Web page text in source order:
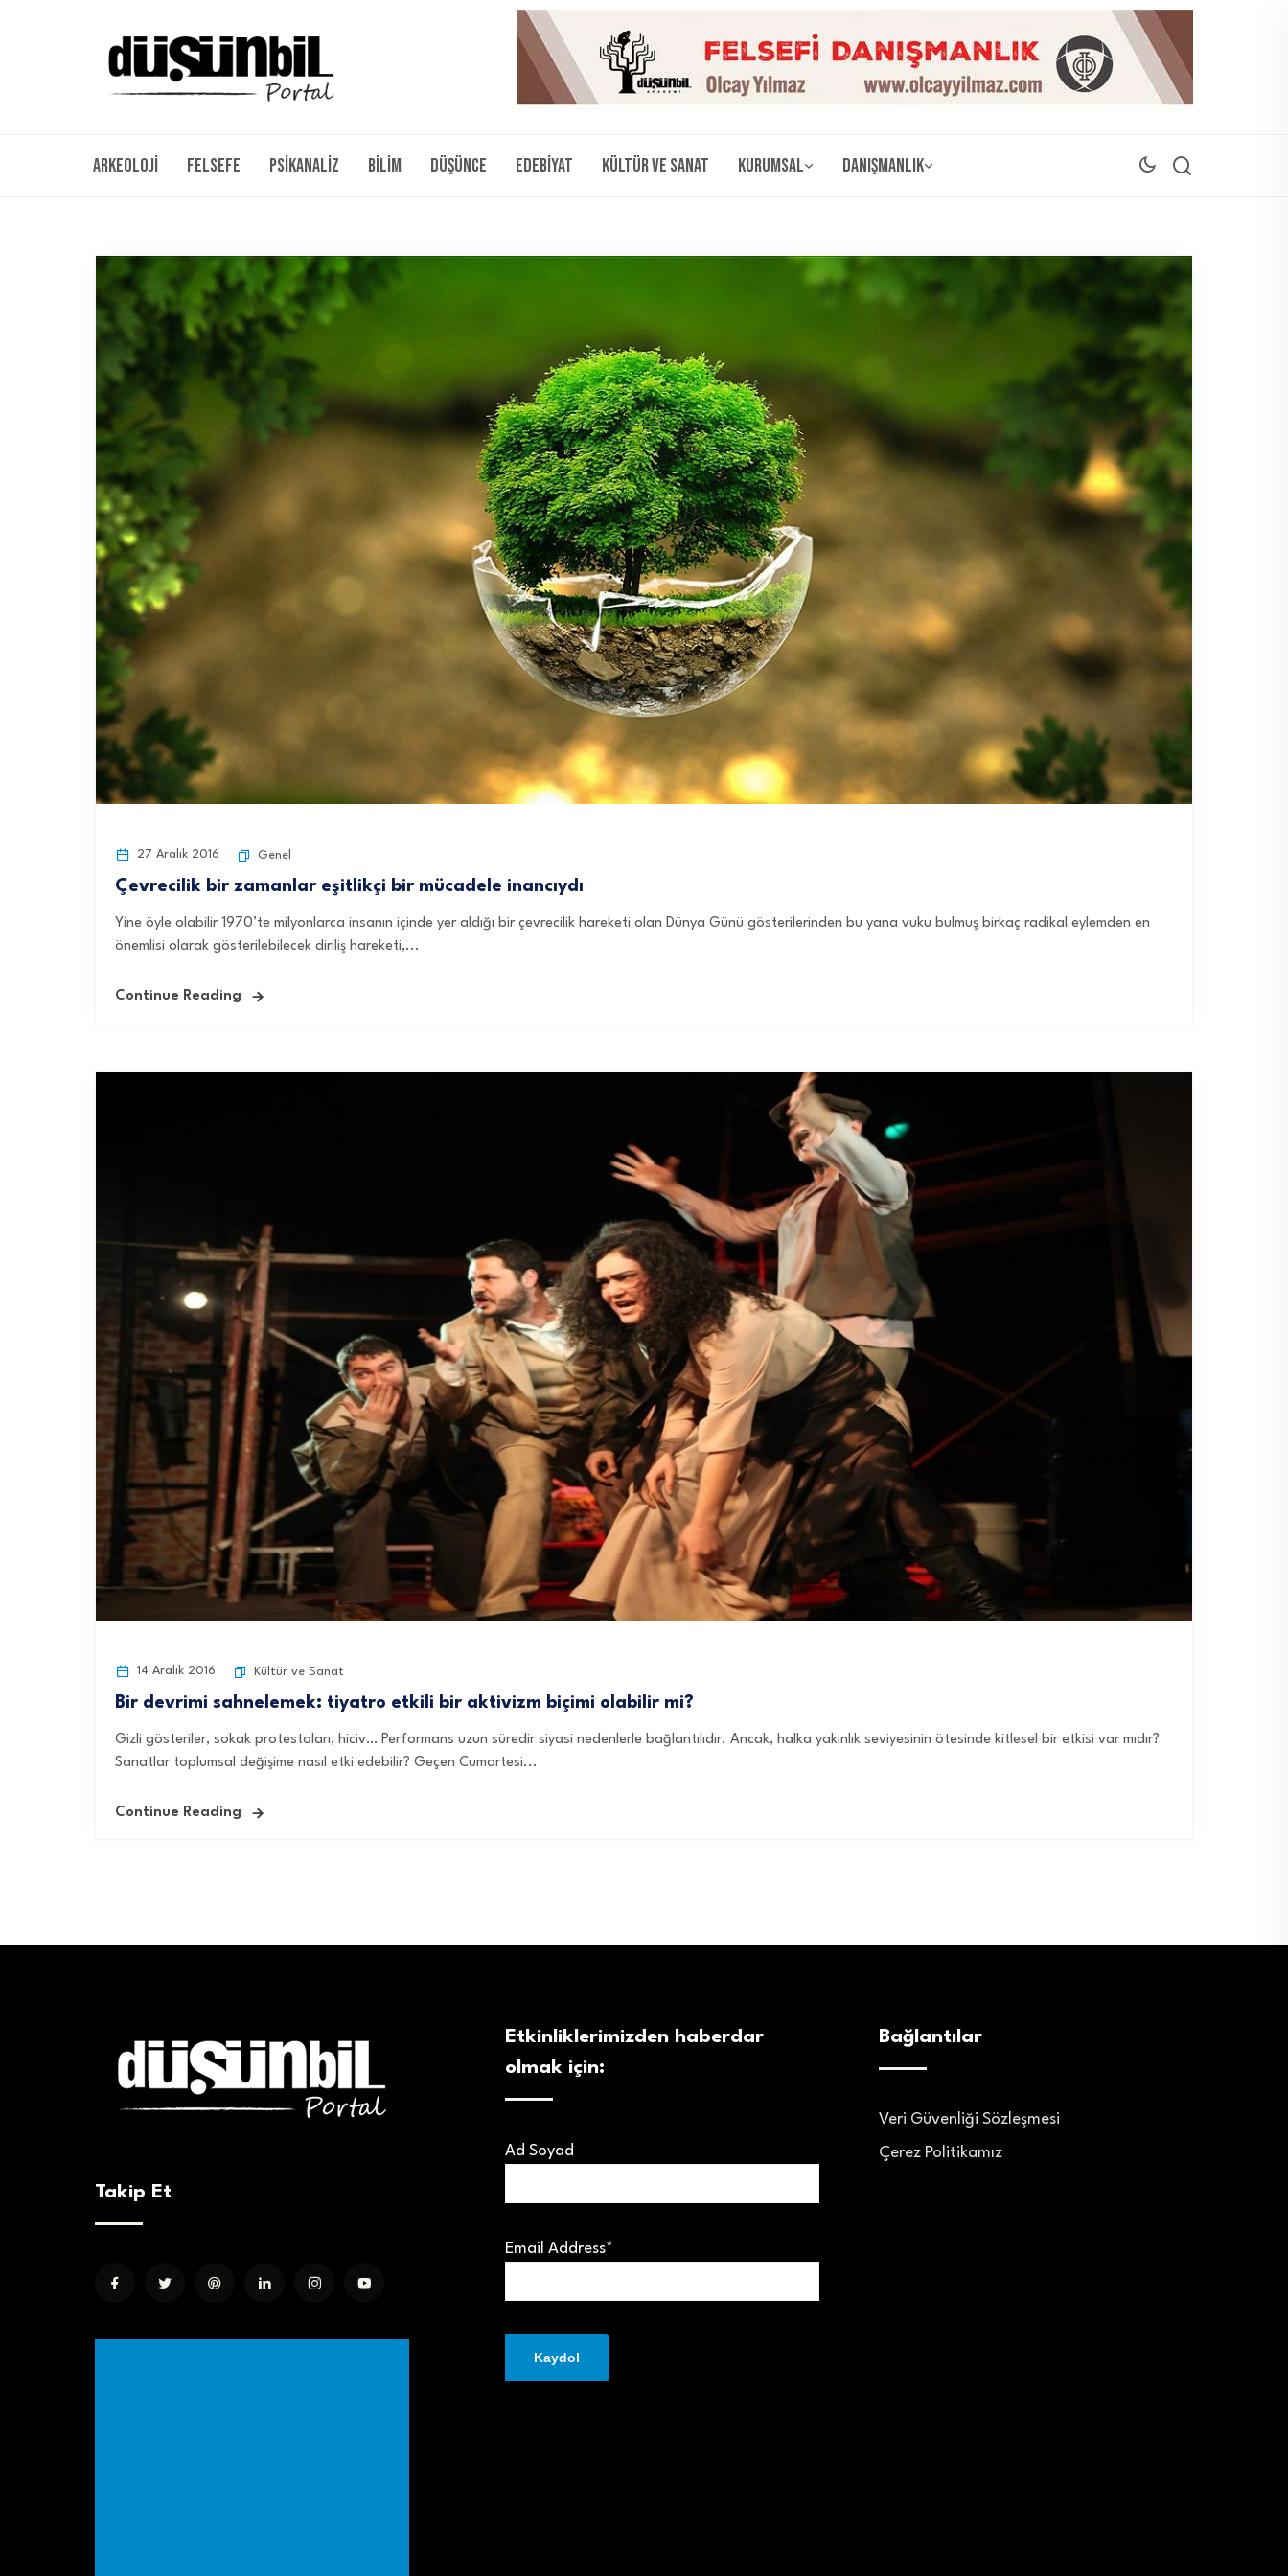
Arkeoloji Felsefe Psikanaliz Bilim Düşünce Edebiyat Kültür ve Sanat Kurumsal Danışmanlık
27 Aralık 2016 Genel
Çevrecilik bir zamanlar eşitlikçi bir mücadele inancıydı
Yine öyle olabilir 1970’te milyonlarca insanın içinde yer aldığı bir çevrecilik hareketi olan Dünya Günü gösterilerinden bu yana vuku bulmuş birkaç radikal eylemden en
önemlisi olarak gösterilebilecek diriliş hareketi,...
Continue Reading
14 Aralık 2016 Kültür ve Sanat
Bir devrimi sahnelemek: tiyatro etkili bir aktivizm biçimi olabilir mi?
Gizli gösteriler, sokak protestoları, hiciv… Performans uzun süredir siyasi nedenlerle bağlantılıdır. Ancak, halka yakınlık seviyesinin ötesinde kitlesel bir etkisi var mıdır?
Sanatlar toplumsal değişime nasıl etki edebilir? Geçen Cumartesi...
Continue Reading
Takip Et
Etkinliklerimizden haberdar
olmak için:
Ad Soyad
Email Address*
Bağlantılar
Veri Güvenliği Sözleşmesi
Çerez Politikamız